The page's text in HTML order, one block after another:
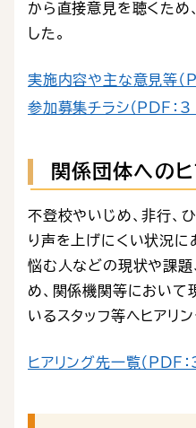
から直接意見を聴くため
した。
実施内容や主な意見等（
参加募集チラシ（PDF：3
関係団体へのヒ
不登校やいじめ、非行、
り声を上げにくい状況に
悩む人などの現状や課題
め、関係機関等において
いるスタッフ等へヒアリ
ヒアリング先一覧（PDF